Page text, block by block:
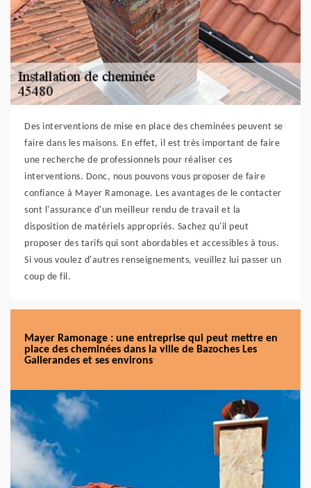
Des interventions de mise en place des cheminées peuvent se
faire dans les maisons. En effet, il est très important de faire
une recherche de professionnels pour réaliser ces
interventions. Donc, nous pouvons vous proposer de faire
confiance à Mayer Ramonage. Les avantages de le contacter
sont l'assurance d'un meilleur rendu de travail et la
disposition de matériels appropriés. Sachez qu'il peut
proposer des tarifs qui sont abordables et accessibles à tous.
Si vous voulez d'autres renseignements, veuillez lui passer un
coup de fil.
Mayer Ramonage : une entreprise qui peut mettre en
place des cheminées dans la ville de Bazoches Les
Gallerandes et ses environs